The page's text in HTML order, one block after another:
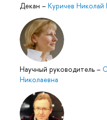
Декан – Куричев Николай
Научный руководитель –
Николаевна